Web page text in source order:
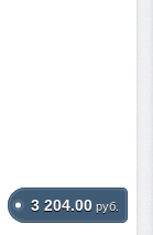
3 204.00 руб.